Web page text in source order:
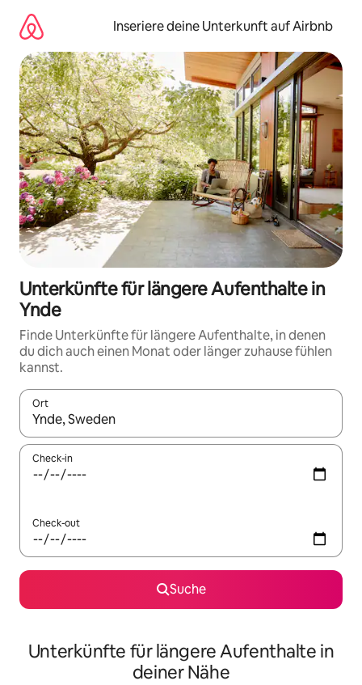
Inhalten
springen
Inseriere deine Unterkunft auf Airbnb
Unterkünfte für längere Aufenthalte in
Ynde
Finde Unterkünfte für längere Aufenthalte, in denen
du dich auch einen Monat oder länger zuhause fühlen
kannst.
Ort
Wenn Ergebnisse verfügbar sind, navigiere mit den
Check-in
Check-out
Suche
Unterkünfte für längere Aufenthalte in
deiner Nähe